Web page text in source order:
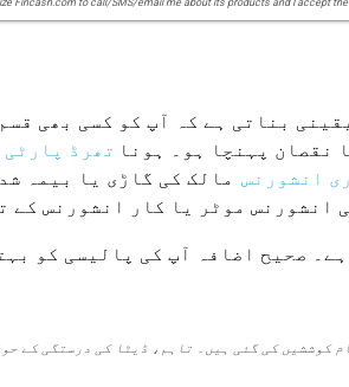
Fincash.com to call/SMS/email me about its products and I accept
بناتی ہے کہ آپ کو کسی بھی
نقصان پہنچا ہو۔ ہونا تھرڈ
انشورنس مالک کی گاڑی یا بیمہ
انشورنس موٹر یا کار انشورنس
صحیح اضافہ آپ کی پالیسی کو
کوششیں کی گئی ہیں۔ تاہم، ڈیٹا کی درستگی کے